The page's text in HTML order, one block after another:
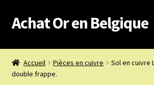
Aller
à
navigation
Aller
au
Achat Or en Belgique
Achat or en Belgique
Accueil Pièces en cuivre
Sol en cuivre
double frappe.